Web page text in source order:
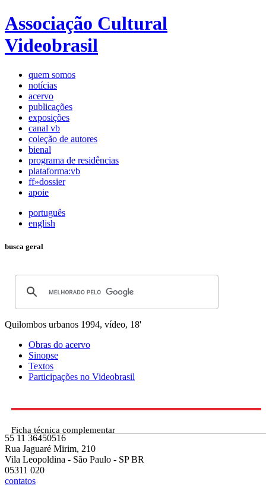
Associação Cultural
Videobrasil
quem somos
notícias
acervo
publicações
exposições
canal vb
coleção de autores
bienal
programa de residências
plataforma:vb
ff»dossier
apoie
português
english
busca geral
Quilombos urbanos 1994, vídeo, 18'
Obras do acervo
Sinopse
Textos
Participações no Videobrasil
Ficha técnica complementar
55 11 36450516
Rua Jaguaré Mirim, 210
Vila Leopoldina - São Paulo - SP BR
05311 020
contatos